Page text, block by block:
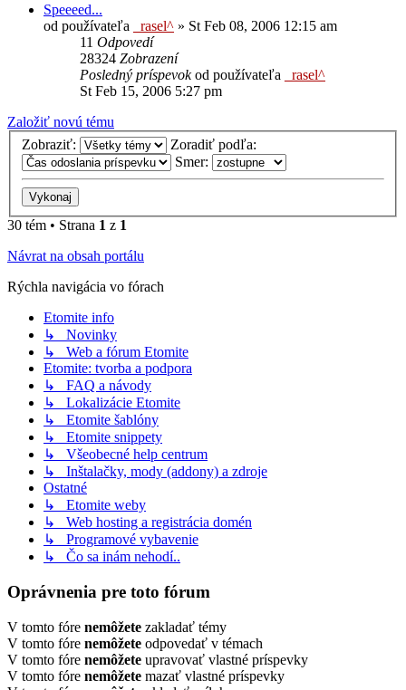
Speeeed...
od používateľa
_rasel^ » St Feb 08, 2006 12:15 am
11 Odpovedí
28324 Zobrazení
Posledný príspevokod používateľa
_rasel^
St Feb 15, 2006 5:27 pm
Založiť novú tému
Zobraziť:
Zoradiť podľa:
Smer:
30 tém • Strana 1 z 1
Návrat na obsah portálu
Rýchla navigácia vo fórach
Etomite info
↳ Novinky
↳ Web a fórum Etomite
Etomite: tvorba a podpora
↳ FAQ a návody
↳ Lokalizácie Etomite
↳ Etomite šablóny
↳ Etomite snippety
↳ Všeobecné help centrum
↳ Inštalačky, mody (addony) a zdroje
Ostatné
↳ Etomite weby
↳ Web hosting a registrácia domén
↳ Programové vybavenie
↳ Čo sa inám nehodí..
Oprávnenia pre toto fórum
V tomto fóre nemôžete zakladať témy
V tomto fóre nemôžete odpovedať v témach
V tomto fóre nemôžete upravovať vlastné príspevky
V tomto fóre nemôžete mazať vlastné príspevky